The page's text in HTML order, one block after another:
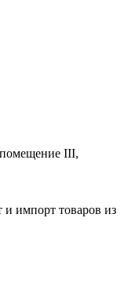
III,
и импорт товаров из